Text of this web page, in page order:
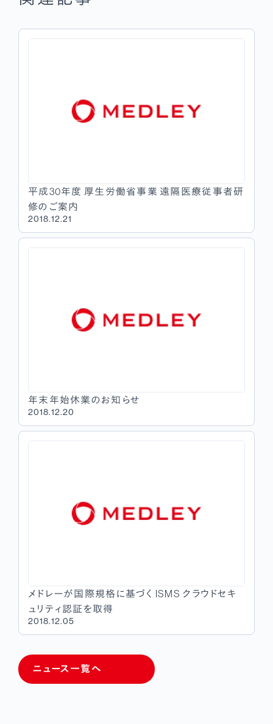
ニュース一覧へ
平成30年度 厚生労働省事業 遠隔医療従事者研
修のご案内
2018.12.21
年末年始休業のお知らせ
2018.12.20
メドレーが国際規格に基づく ISMS クラウドセキ
ュリティ認証を取得
2018.12.05